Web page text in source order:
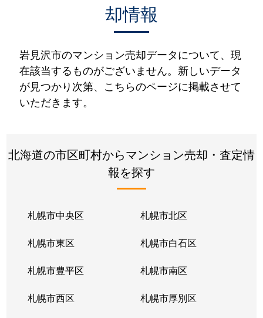
却情報
岩見沢市のマンション売却データについて、現
在該当するものがございません。新しいデータ
が見つかり次第、こちらのページに掲載させて
いただきます。
北海道の市区町村からマンション売却・査定情
報を探す
札幌市中央区 札幌市北区
札幌市東区 札幌市白石区
札幌市豊平区 札幌市南区
札幌市西区 札幌市厚別区